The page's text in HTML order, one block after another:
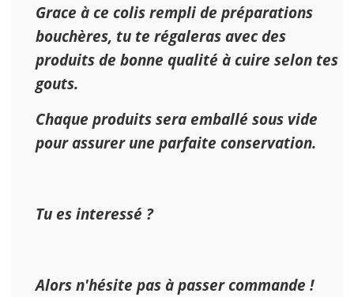
Grace à ce colis rempli de préparations
bouchères, tu te régaleras avec des
produits de bonne qualité à cuire selon tes
gouts.
Chaque produits sera emballé sous vide
pour assurer une parfaite conservation.
Tu es interessé ?
Alors n'hésite pas à passer commande !